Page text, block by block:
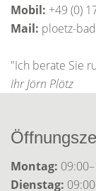
Mobil: +49 (0)
Mail: ploetz-
"Ich berate Sie
Ihr Jörn Plötz
Montag:
Dienstag: